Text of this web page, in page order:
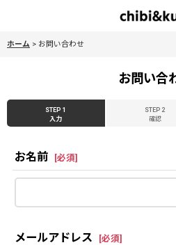
ホーム > お問い合わせ
お問い合
STEP 1
入力
STEP 2
確認
お名前 [必須]
メールアドレス [必須]